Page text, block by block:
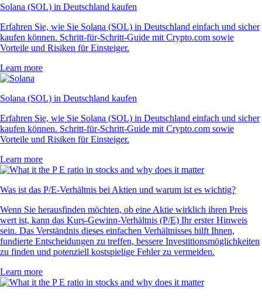
Solana (SOL) in Deutschland kaufen
Erfahren Sie, wie Sie Solana (SOL) in Deutschland einfach und sicher
kaufen können. Schritt-für-Schritt-Guide mit Crypto.com sowie
Vorteile und Risiken für Einsteiger.
Learn more
Solana (SOL) in Deutschland kaufen
Erfahren Sie, wie Sie Solana (SOL) in Deutschland einfach und sicher
kaufen können. Schritt-für-Schritt-Guide mit Crypto.com sowie
Vorteile und Risiken für Einsteiger.
Learn more
Was ist das P/E-Verhältnis bei Aktien und warum ist es wichtig?
Wenn Sie herausfinden möchten, ob eine Aktie wirklich ihren Preis
wert ist, kann das Kurs-Gewinn-Verhältnis (P/E) Ihr erster Hinweis
sein. Das Verständnis dieses einfachen Verhältnisses hilft Ihnen,
fundierte Entscheidungen zu treffen, bessere Investitionsmöglichkeiten
zu finden und potenziell kostspielige Fehler zu vermeiden.
Learn more